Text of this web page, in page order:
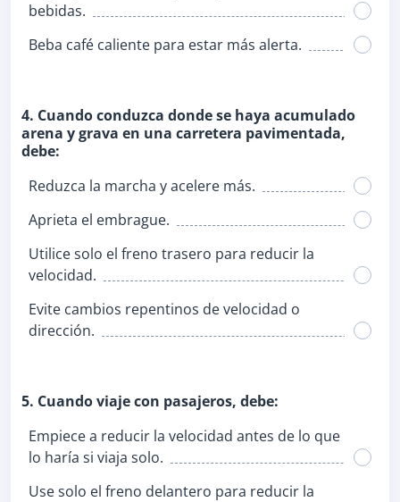
bebidas.
Beba café caliente para estar más alerta.
4. Cuando conduzca donde se haya acumulado
arena y grava en una carretera pavimentada,
debe:
Reduzca la marcha y acelere más.
Aprieta el embrague.
Utilice solo el freno trasero para reducir la
velocidad.
Evite cambios repentinos de velocidad o
dirección.
5. Cuando viaje con pasajeros, debe:
Empiece a reducir la velocidad antes de lo que
lo haría si viaja solo.
Use solo el freno delantero para reducir la